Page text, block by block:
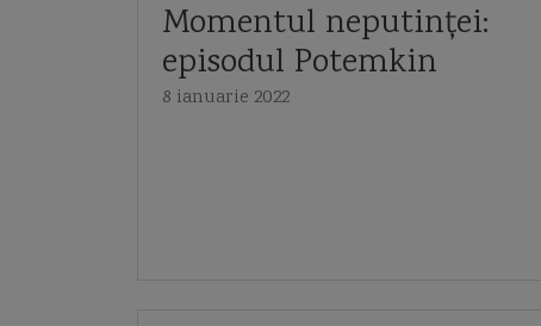
Momentul neputinței:
episodul Potemkin
8 ianuarie 2022